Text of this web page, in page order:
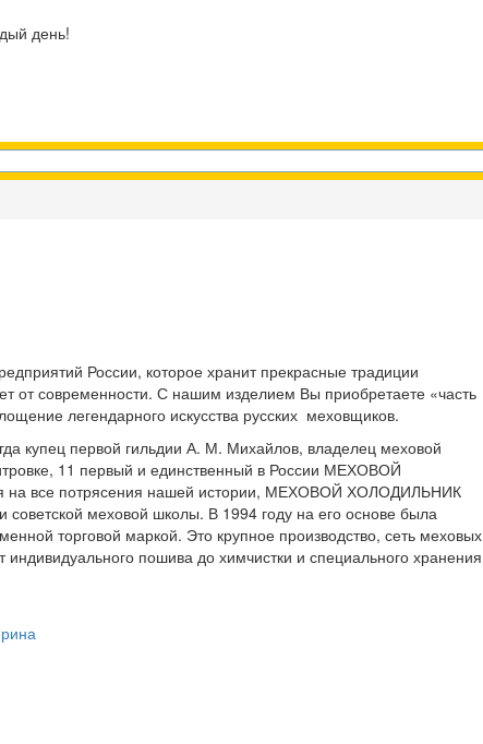
день!
России, которое хранит прекрасные традиции
от современности. С нашим изделием Вы приобретаете «часть
легендарного искусства русских меховщиков.
купец первой гильдии А. М. Михайлов, владелец меховой
11 первый и единственный в России МЕХОВОЙ
все потрясения нашей истории, МЕХОВОЙ ХОЛОДИЛЬНИК
советской меховой школы. В 1994 году на его основе была
торговой маркой. Это крупное производство, сеть меховых
пошива до химчистки и специального хранения